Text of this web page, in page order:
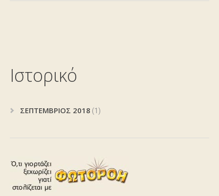
Ιστορικό
ΣΕΠΤΈΜΒΡΙΟΣ 2018 (1)